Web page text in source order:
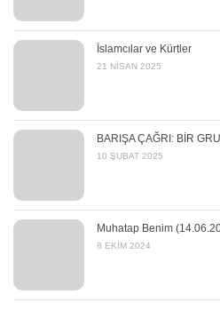
İslamcılar ve Kürtler
21 NISAN 2025
BARIŞA ÇAĞRI: BİR
10 ŞUBAT 2025
Muhatap Benim
8 EKIM 2024